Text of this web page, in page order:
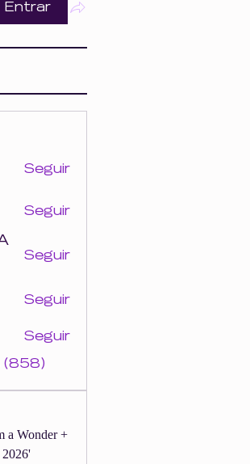
Entrar
Seguir
Seguir
Seguir
Seguir
Seguir
(858)
a Wonder +
2026'